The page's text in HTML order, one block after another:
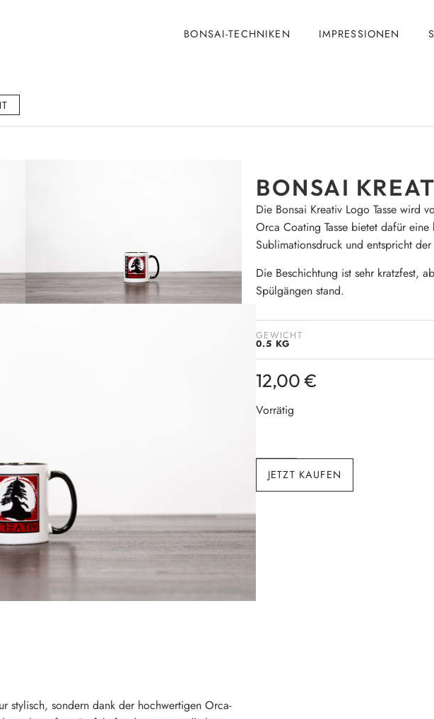
BONSAI-TECHNIKEN IMPRESSIONEN
BONSAI
Die Bonsai Kreativ Logo Tasse wird
Orca Coating Tasse bietet dafür
Sublimationsdruck und entspricht
Die Beschichtung ist sehr kratzfest,
Spülgängen stand.
GEWICHT
0.5 KG
12,00€
Vorrätig
JETZT KAUFEN
stylisch, sondern dank der hochwertigen Orca-